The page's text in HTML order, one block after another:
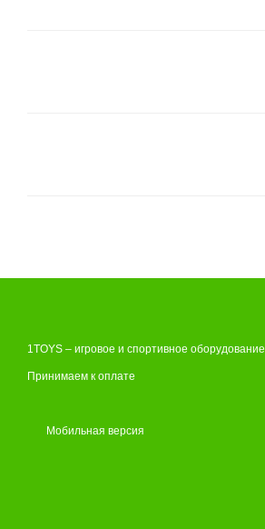
1TOYS – игровое и спортивное оборудование
Принимаем к оплате
Мобильная версия